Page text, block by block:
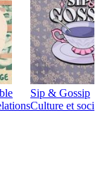
Sip & Gossip
Culture et